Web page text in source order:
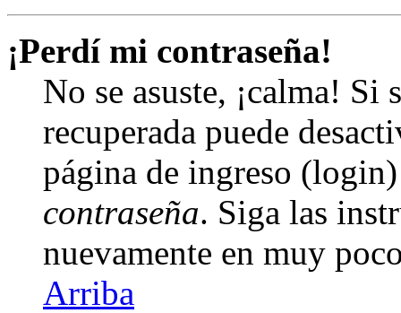
¡Perdí mi contraseña!
No se asuste, ¡calma! Si
recuperada puede
página de ingreso
contraseña. Siga las
nuevamente en muy
Arriba